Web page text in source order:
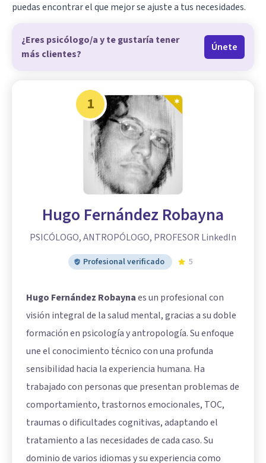
puedas encontrar el que mejor se ajuste a tus necesidades.
¿Eres psicólogo/a y te gustaría tener
más clientes?
Únete
1
Hugo Fernández Robayna
PSICÓLOGO, ANTROPÓLOGO, PROFESOR LinkedIn
Profesional verificado 5
Hugo Fernández Robaynaes un profesional con
visión integral de la salud mental, gracias a su doble
formación en psicología y antropología. Su enfoque
une el conocimiento técnico con una profunda
sensibilidad hacia la experiencia humana. Ha
trabajado con personas que presentan problemas de
comportamiento, trastornos emocionales, TOC,
traumas o dificultades cognitivas, adaptando el
tratamiento a las necesidades de cada caso. Su
dominio de varios idiomas y su experiencia como